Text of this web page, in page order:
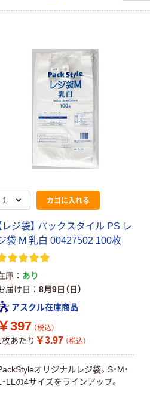
カゴに入れる
【レジ袋】 パックスタイル PS レ
袋 M 乳白 00427502 100枚
庫
あり
届け日
8月9日（日）
アスクル在庫商品
397 （税込）
枚あたり ￥3.97 （税込）
オリジナルレジ袋。S・M・
・LLの4サイズをラインアップ。